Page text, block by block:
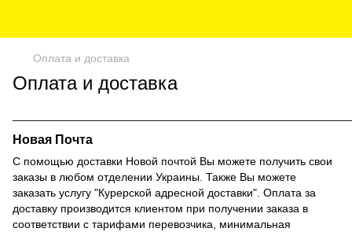
Оплата и доставка
Оплата и доставка
Новая Почта
С помощью доставки Новой почтой Вы можете получить свои
заказы в любом отделении Украины. Также Вы можете
заказать услугу "Курерской адресной доставки". Оплата за
доставку производится клиентом при получении заказа в
соответствии с тарифами перевозчика, минимальная